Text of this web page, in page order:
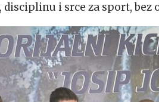
i srce za sport, bez